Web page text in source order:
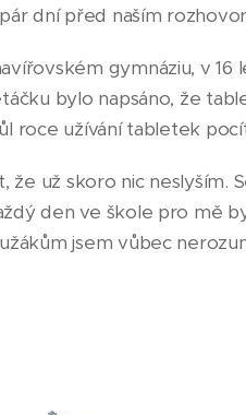
dní před naším
gymnáziu, v 16
bylo napsáno, že
roce užívání tabletek
že už skoro nic neslyším.
den ve škole pro mě
jsem vůbec